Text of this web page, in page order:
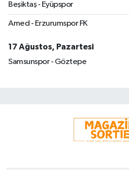
Beşiktaş - Eyüpspor
Amed - Erzurumspor FK
17 Ağustos, Pazartesi
Samsunspor - Göztepe